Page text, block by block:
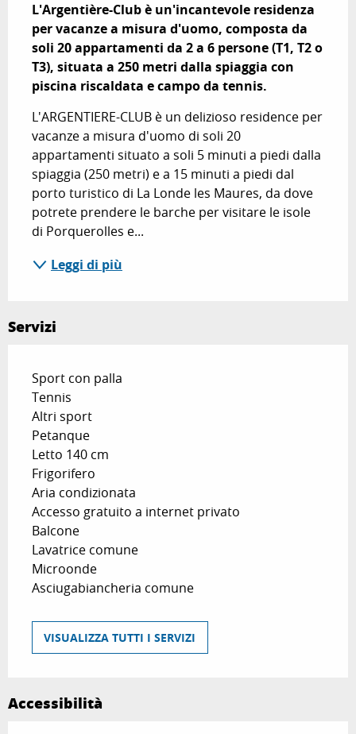
L'Argentière-Club è un'incantevole residenza
per vacanze a misura d'uomo, composta da
soli 20 appartamenti da 2 a 6 persone (T1, T2 o
T3), situata a 250 metri dalla spiaggia con
piscina riscaldata e campo da tennis.
L'ARGENTIERE-CLUB è un delizioso residence per
vacanze a misura d'uomo di soli 20
appartamenti situato a soli 5 minuti a piedi dalla
spiaggia (250 metri) e a 15 minuti a piedi dal
porto turistico di La Londe les Maures, da dove
potrete prendere le barche per visitare le isole
di Porquerolles e...
Leggi di più
Servizi
Sport con palla
Tennis
Altri sport
Petanque
Letto 140 cm
Frigorifero
Aria condizionata
Accesso gratuito a internet privato
Balcone
Lavatrice comune
Microonde
Asciugabiancheria comune
VISUALIZZA TUTTI I SERVIZI
Accessibilità